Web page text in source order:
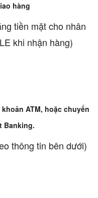
hàng
tiền mặt cho nhân
khi nhận hàng)
ATM, hoặc chuyển
Banking.
thông tin bên dưới)